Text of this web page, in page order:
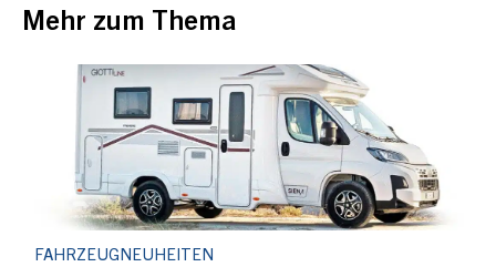
Mehr zum Thema
FAHRZEUGNEUHEITEN